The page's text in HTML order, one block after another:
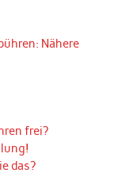
Nähere
frei?
das?